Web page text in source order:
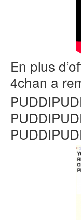
En plus
4chan a